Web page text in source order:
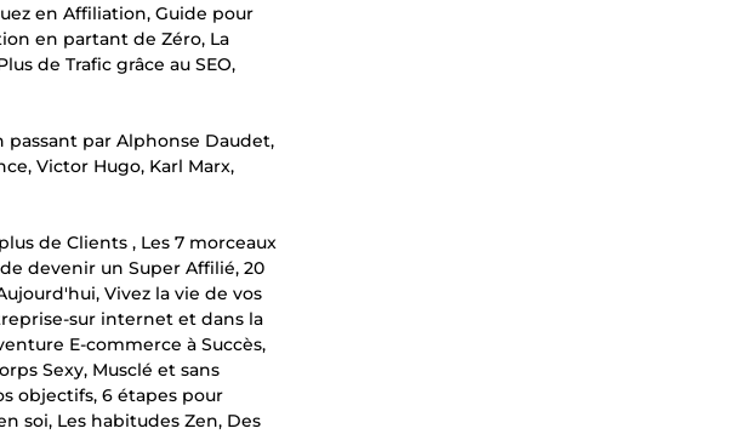
en Affiliation, Guide pour
en partant de Zéro, La
de Trafic grâce au SEO,
passant par Alphonse Daudet,
Victor Hugo, Karl Marx,
de Clients , Les 7 morceaux
devenir un Super Affilié, 20
Vivez la vie de vos
sur internet et dans la
E-commerce à Succès,
Sexy, Musclé et sans
objectifs, 6 étapes pour
soi, Les habitudes Zen, Des